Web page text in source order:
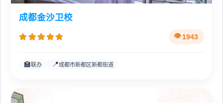
成都金沙卫校
1943
🏫联办 📍成都市新都区新都街道